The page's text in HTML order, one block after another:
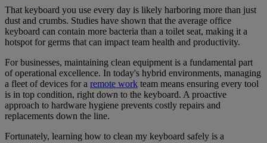
That keyboard you use every day is likely harboring more than just
dust and crumbs. Studies have shown that the average office
keyboard can contain more bacteria than a toilet seat, making it a
hotspot for germs that can impact team health and productivity.
For businesses, maintaining clean equipment is a fundamental part
of operational excellence. In today's hybrid environments, managing
a fleet of devices for a remote work team means ensuring every tool
is in top condition, right down to the keyboard. A proactive
approach to hardware hygiene prevents costly repairs and
replacements down the line.
Fortunately, learning how to clean my keyboard safely is a